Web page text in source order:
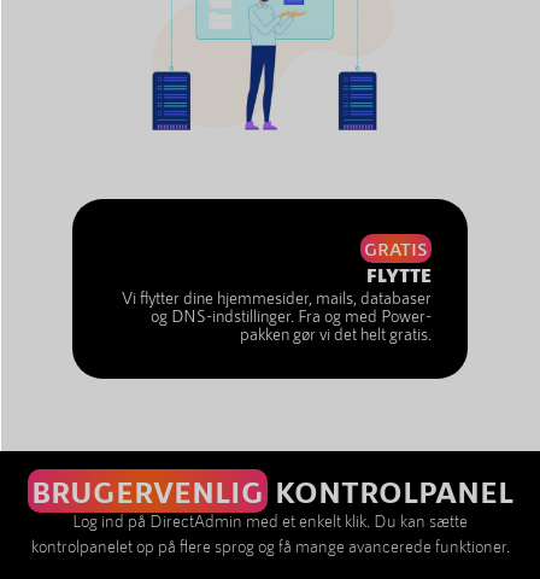
GRATIS
FLYTTE
Vi flytter dine hjemmesider, mails, databaser
og DNS-indstillinger. Fra og med Power-
pakken gør vi det helt gratis.
BRUGERVENLIGKONTROLPANEL
Log ind på DirectAdmin med et enkelt klik. Du kan sætte
kontrolpanelet op på flere sprog og få mange avancerede funktioner.